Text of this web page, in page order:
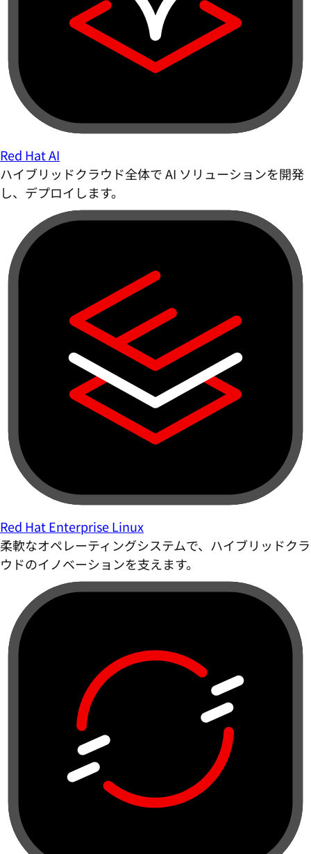
Red Hat AI
ハイブリッドクラウド全体で AI ソリューションを開発
し、デプロイします。
Red Hat Enterprise Linux
柔軟なオペレーティングシステムで、ハイブリッドクラ
ウドのイノベーションを支えます。